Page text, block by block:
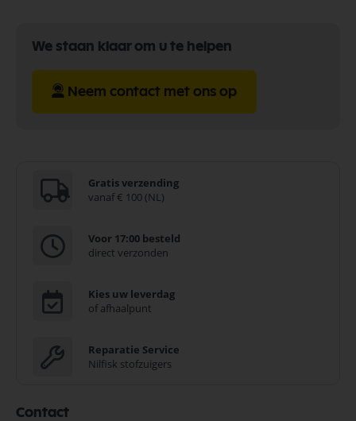
We staan klaar om u te helpen
Neem contact met ons op
Gratis verzending
vanaf € 100 (NL)
Voor 17:00 besteld
direct verzonden
Kies uw leverdag
of afhaalpunt
Reparatie Service
Nilfisk stofzuigers
Contact